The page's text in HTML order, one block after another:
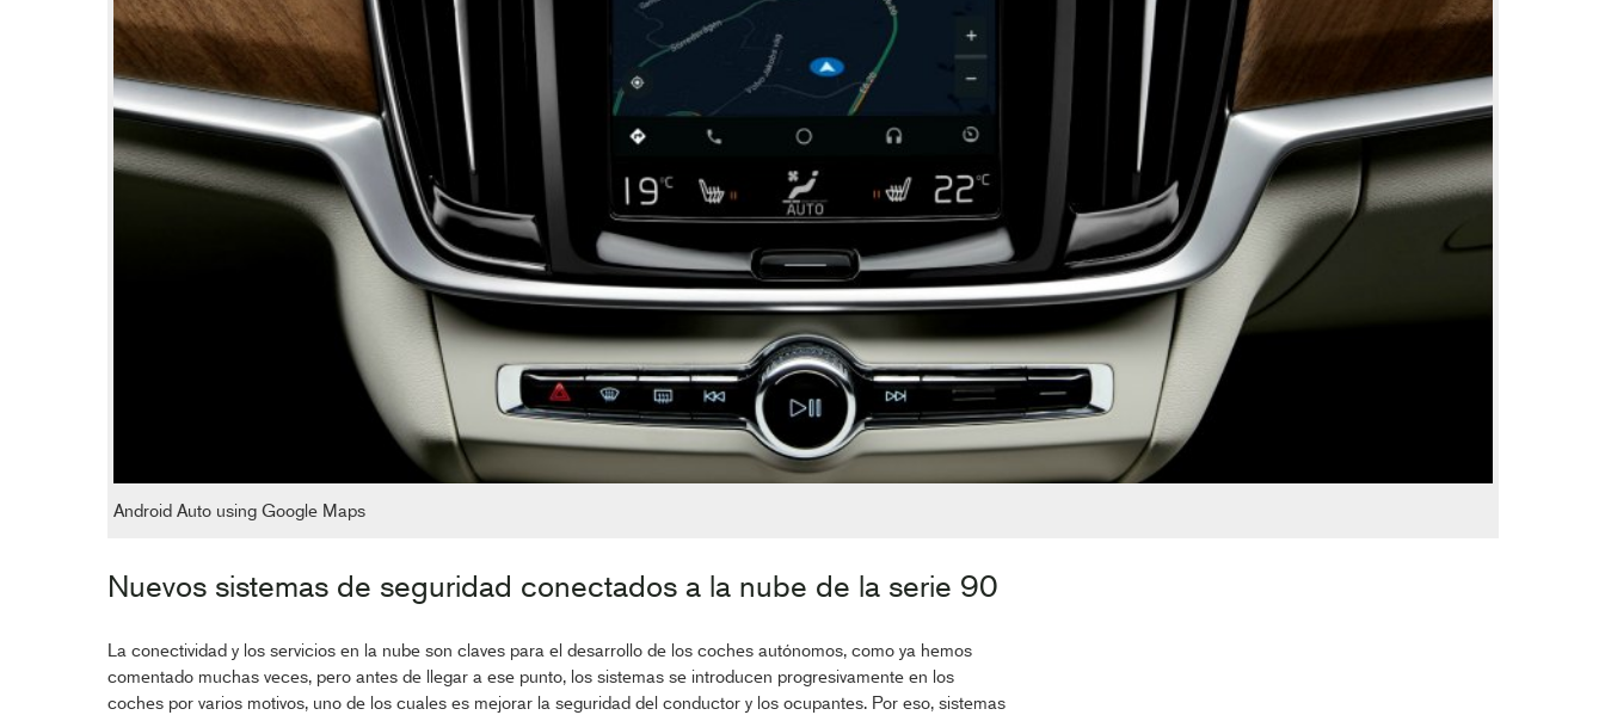
Android Auto using Google Maps
Nuevos sistemas de seguridad conectados a la nube de la serie 90
La conectividad y los servicios en la nube son claves para el desarrollo de los coches autónomos, como ya hemos
comentado muchas veces, pero antes de llegar a ese punto, los sistemas se introducen progresivamente en los
coches por varios motivos, uno de los cuales es mejorar la seguridad del conductor y los ocupantes. Por eso, sistemas